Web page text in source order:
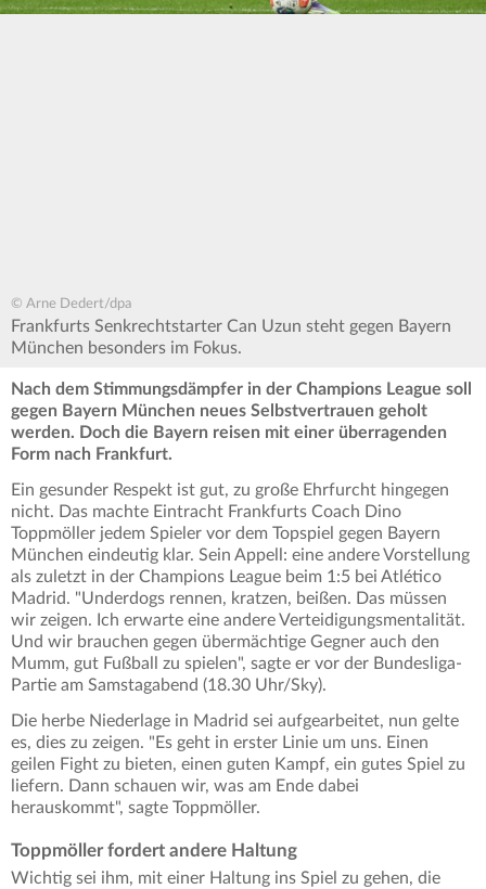
© Arne Dedert/dpa
Frankfurts Senkrechtstarter Can Uzun steht gegen Bayern
München besonders im Fokus.
Nach dem Stimmungsdämpfer in der Champions League soll
gegen Bayern München neues Selbstvertrauen geholt
werden. Doch die Bayern reisen mit einer überragenden
Form nach Frankfurt.
Ein gesunder Respekt ist gut, zu große Ehrfurcht hingegen
nicht. Das machte Eintracht Frankfurts Coach Dino
Toppmöller jedem Spieler vor dem Topspiel gegen Bayern
München eindeutig klar. Sein Appell: eine andere Vorstellung
als zuletzt in der Champions League beim 1:5 bei Atlético
Madrid. "Underdogs rennen, kratzen, beißen. Das müssen
wir zeigen. Ich erwarte eine andere Verteidigungsmentalität.
Und wir brauchen gegen übermächtige Gegner auch den
Mumm, gut Fußball zu spielen", sagte er vor der Bundesliga-
Partie am Samstagabend (18.30 Uhr/Sky).
Die herbe Niederlage in Madrid sei aufgearbeitet, nun gelte
es, dies zu zeigen. "Es geht in erster Linie um uns. Einen
geilen Fight zu bieten, einen guten Kampf, ein gutes Spiel zu
liefern. Dann schauen wir, was am Ende dabei
herauskommt", sagte Toppmöller.
Toppmöller fordert andere Haltung
Wichtig sei ihm, mit einer Haltung ins Spiel zu gehen, die